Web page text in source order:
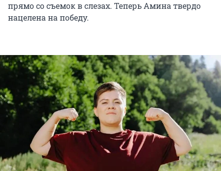
прямо со съемок в слезах. Теперь Амина твердо
нацелена на победу.